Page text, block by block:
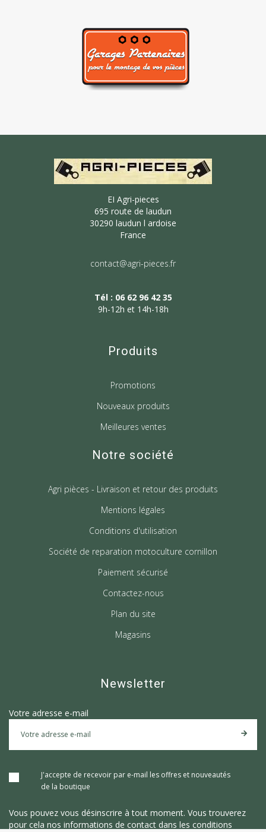
EI Agri-pieces
695 route de laudun
30290 laudun l ardoise
France
contact@agri-pieces.fr
Tél : 06 62 96 42 35
9h-12h et 14h-18h
Produits
Promotions
Nouveaux produits
Meilleures ventes
Notre société
Agri pièces - Livraison et retour des produits
Mentions légales
Conditions d'utilisation
Société de reparation motoculture cornillon
Paiement sécurisé
Contactez-nous
Plan du site
Magasins
Newsletter
Votre adresse e-mail
J'accepte de recevoir par e-mail les offres et nouveautés
de la boutique
Vous pouvez vous désinscrire à tout moment. Vous trouverez
pour cela nos informations de contact dans les conditions